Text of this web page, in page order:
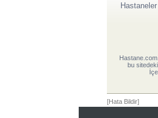
Hastaneler
bu
[Hata Bildir]